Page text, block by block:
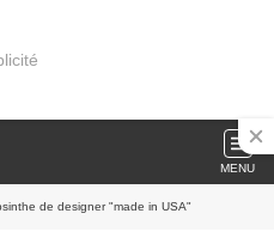
MENU
de designer "made in USA"